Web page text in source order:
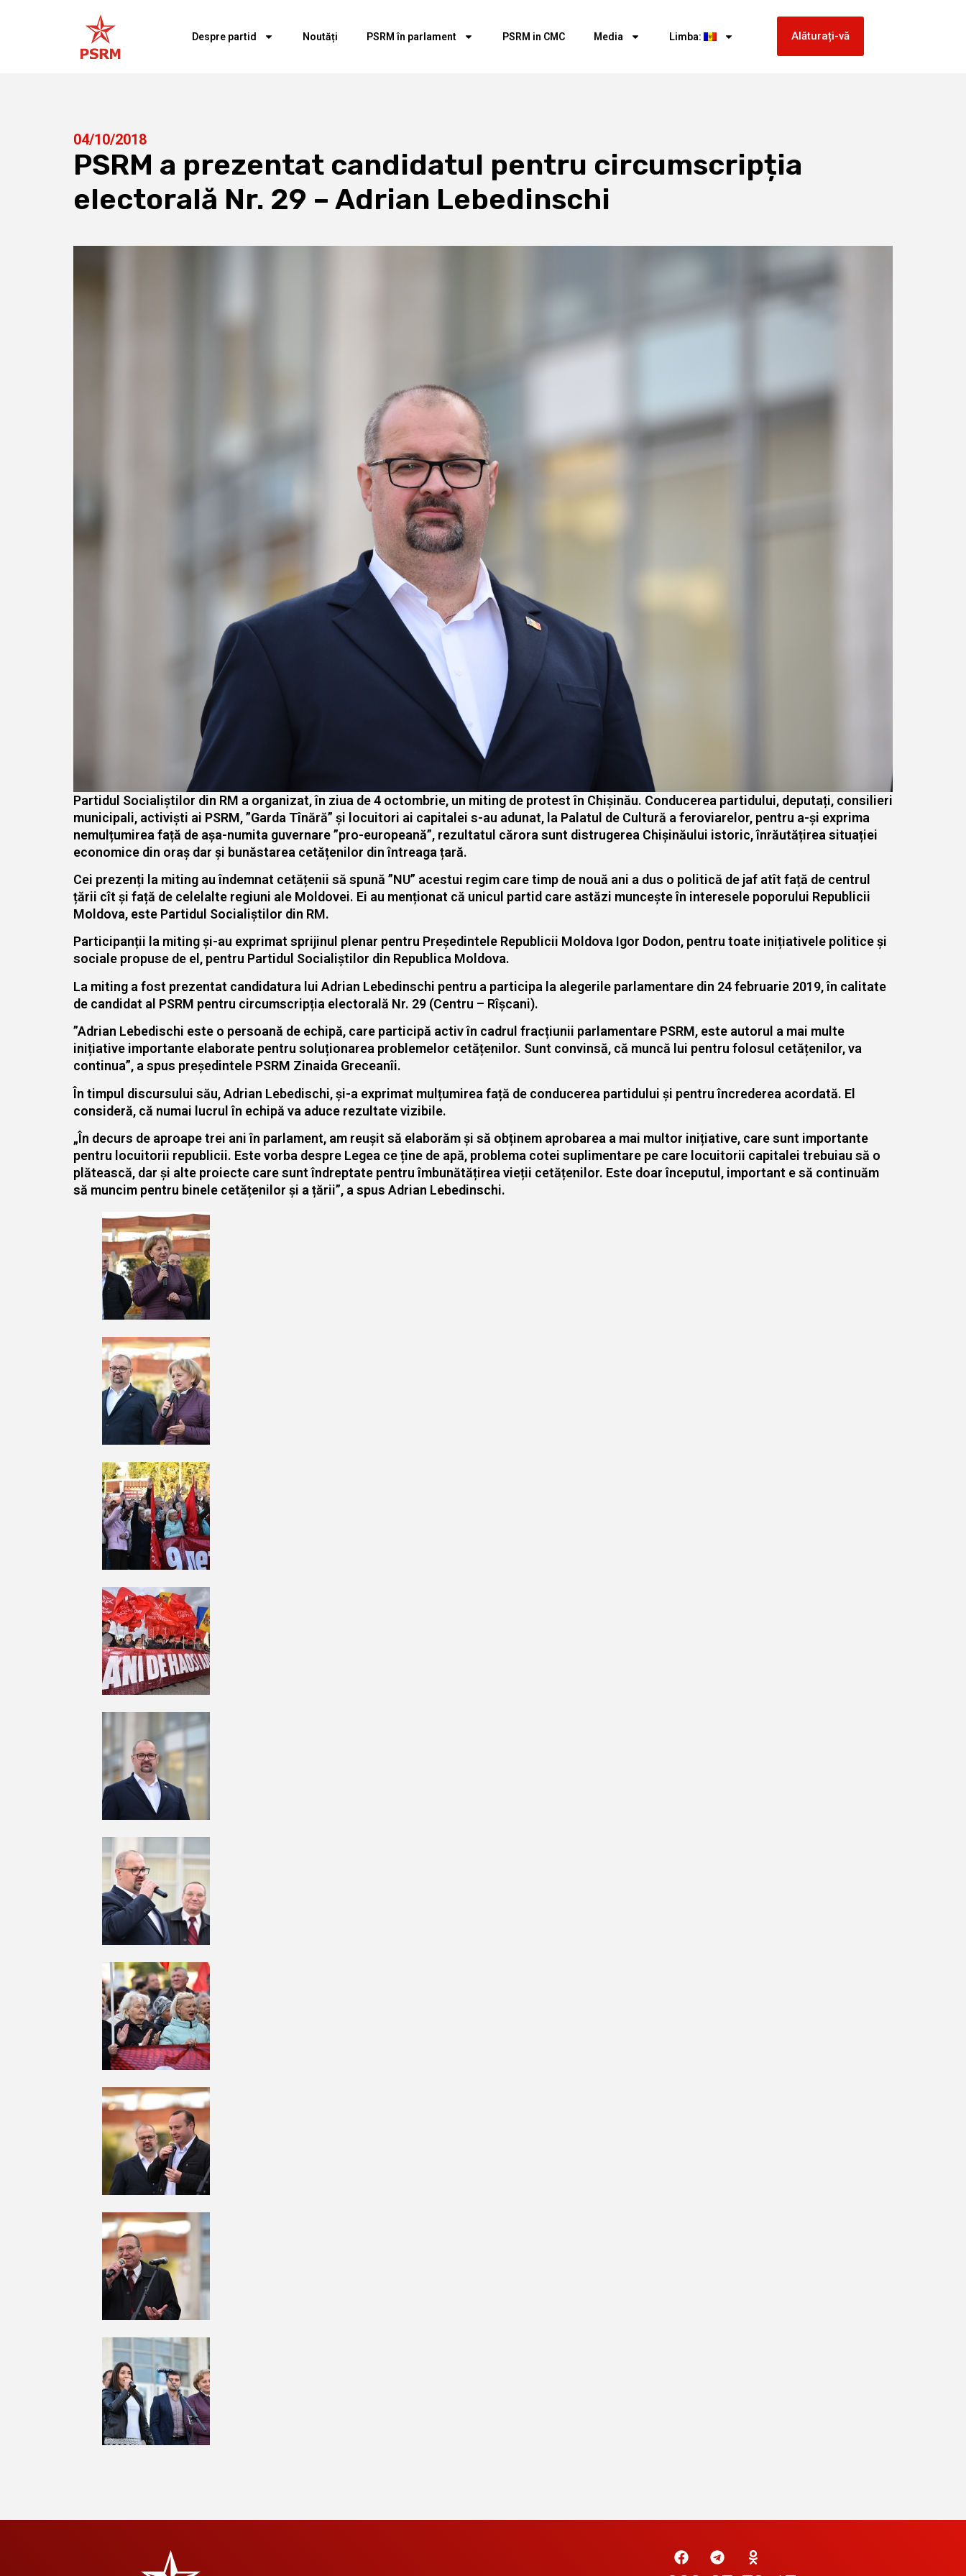
Despre partid Noutăți PSRM în parlament PSRM in CMC Media Limba: Alăturați-vă
04/10/2018
PSRM a prezentat candidatul pentru circumscripția
electorală Nr. 29 – Adrian Lebedinschi
Partidul Socialiștilor din RM a organizat, în ziua de 4 octombrie, un miting de protest în Chișinău. Conducerea partidului, deputați, consilieri
municipali, activiști ai PSRM, ”Garda Tînără” și locuitori ai capitalei s-au adunat, la Palatul de Cultură a feroviarelor, pentru a-și exprima
nemulțumirea față de așa-numita guvernare ”pro-europeană”, rezultatul cărora sunt distrugerea Chișinăului istoric, înrăutățirea situației
economice din oraș dar și bunăstarea cetățenilor din întreaga țară.
Cei prezenți la miting au îndemnat cetățenii să spună ”NU” acestui regim care timp de nouă ani a dus o politică de jaf atît față de centrul
țării cît și față de celelalte regiuni ale Moldovei. Ei au menționat că unicul partid care astăzi muncește în interesele poporului Republicii
Moldova, este Partidul Socialiștilor din RM.
Participanții la miting și-au exprimat sprijinul plenar pentru Preşedintele Republicii Moldova Igor Dodon, pentru toate inițiativele politice și
sociale propuse de el, pentru Partidul Socialiştilor din Republica Moldova.
La miting a fost prezentat candidatura lui Adrian Lebedinschi pentru a participa la alegerile parlamentare din 24 februarie 2019, în calitate
de candidat al PSRM pentru circumscripția electorală Nr. 29 (Centru – Rîșcani).
”Adrian Lebedischi este o persoană de echipă, care participă activ în cadrul fracțiunii parlamentare PSRM, este autorul a mai multe
inițiative importante elaborate pentru soluționarea problemelor cetățenilor. Sunt convinsă, că muncă lui pentru folosul cetățenilor, va
continua”, a spus președintele PSRM Zinaida Greceanîi.
În timpul discursului său, Adrian Lebedischi, și-a exprimat mulțumirea față de conducerea partidului și pentru încrederea acordată. El
consideră, că numai lucrul în echipă va aduce rezultate vizibile.
„În decurs de aproape trei ani în parlament, am reușit să elaborăm și să obținem aprobarea a mai multor inițiative, care sunt importante
pentru locuitorii republicii. Este vorba despre Legea ce ține de apă, problema cotei suplimentare pe care locuitorii capitalei trebuiau să o
plătească, dar și alte proiecte care sunt îndreptate pentru îmbunătățirea vieții cetățenilor. Este doar începutul, important e să continuăm
să muncim pentru binele cetățenilor și a țării”, a spus Adrian Lebedinschi.